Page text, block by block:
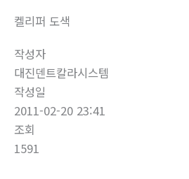
켈리퍼 도색
작성자
대진덴트칼라시스템
작성일
2011-02-20 23:41
조회
1591